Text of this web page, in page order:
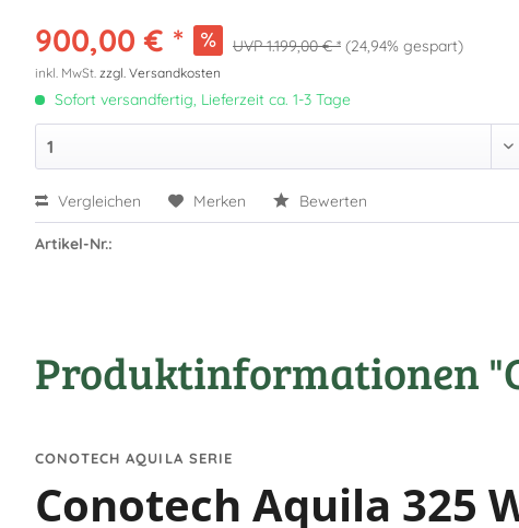
900,00 € * 1.199,00 € * (24,94% gespart)
inkl. MwSt. zzgl. Versandkosten
Sofort versandfertig, Lieferzeit ca. 1-3 Tage
Vergleichen Merken Bewerten
Artikel-Nr.:
Produktinformationen
CONOTECH AQUILA SERIE
Conotech Aquila 325